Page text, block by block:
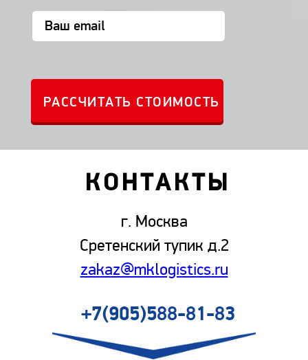
КОНТАКТЫ
г. Москва
Сретенский тупик д.2
zakaz@mklogistics.ru
+7(905)588-81-83